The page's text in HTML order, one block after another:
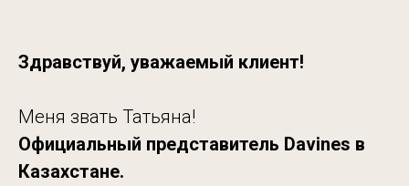
Здравствуй, уважаемый клиент!
Меня звать Татьяна!
Официальный представитель Davines в
Казахстане.